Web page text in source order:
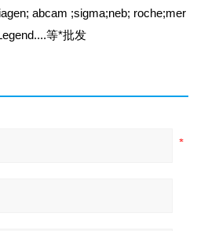
abcam ;sigma;neb; roche;mer
等*批发